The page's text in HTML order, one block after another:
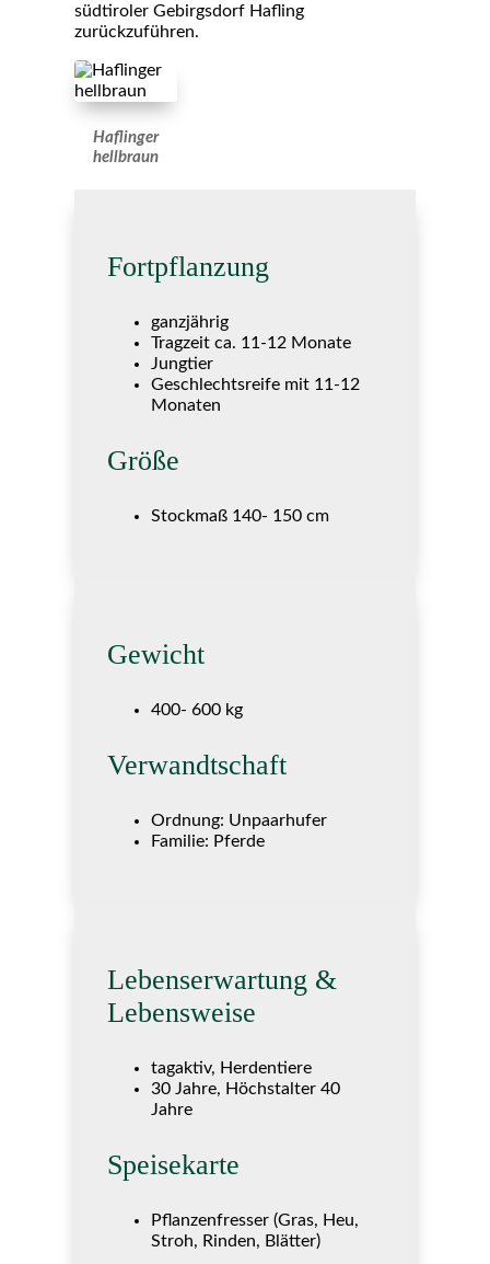
südtiroler Gebirgsdorf Hafling
zurückzuführen.
Haflinger
hellbraun
Fortpflanzung
ganzjährig
Tragzeit ca. 11-12 Monate
Jungtier
Geschlechtsreife mit 11-12
Monaten
Größe
Stockmaß 140- 150 cm
Gewicht
400- 600 kg
Verwandtschaft
Ordnung: Unpaarhufer
Familie: Pferde
Lebenserwartung &
Lebensweise
tagaktiv, Herdentiere
30 Jahre, Höchstalter 40
Jahre
Speisekarte
Pflanzenfresser (Gras, Heu,
Stroh, Rinden, Blätter)